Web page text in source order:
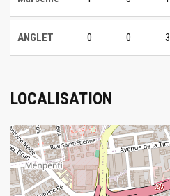
ANGLET 0 0 3
LOCALISATION